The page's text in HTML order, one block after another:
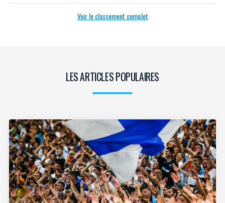
Voir le classement complet
LES ARTICLES POPULAIRES